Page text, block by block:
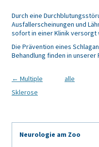
Durch eine
Ausfallerscheinungen und
sofort in einer Klinik versorgt
Die Prävention eines
Behandlung finden in unserer
Artikel-Navigation
← Multiple
Sklerose
alle
Neurologie am Zoo